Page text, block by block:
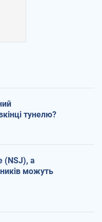
тунелю?
(NSJ), а
можуть